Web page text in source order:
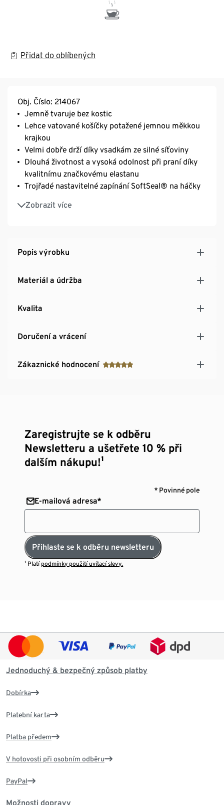
Přidat do oblíbených
Obj. Číslo: 214067
Jemně tvaruje bez kostic
Lehce vatované košíčky potažené jemnou měkkou
krajkou
Velmi dobře drží díky vsadkám ze silné síťoviny
Dlouhá životnost a vysoká odolnost při praní díky
kvalitnímu značkovému elastanu
Trojřadé nastavitelné zapínání SoftSeal® na háčky
Zobrazit více
Délkově nastavitelná ramínka
Popis výrobku
Materiál a údržba
Kvalita
Doručení a vrácení
Zákaznické hodnocení
Zaregistrujte se k odběru
Newsletteru a ušetřete 10 % při
dalším nákupu!¹
* Povinné pole
E-mailová adresa*
Přihlaste se k odběru newsletteru
¹ Platí podmínky použití uvítací slevy.
Jednoduchý & bezpečný způsob platby
Dobírka
Platební karta
Platba předem
V hotovosti při osobním odběru
PayPal
Možnosti dopravy